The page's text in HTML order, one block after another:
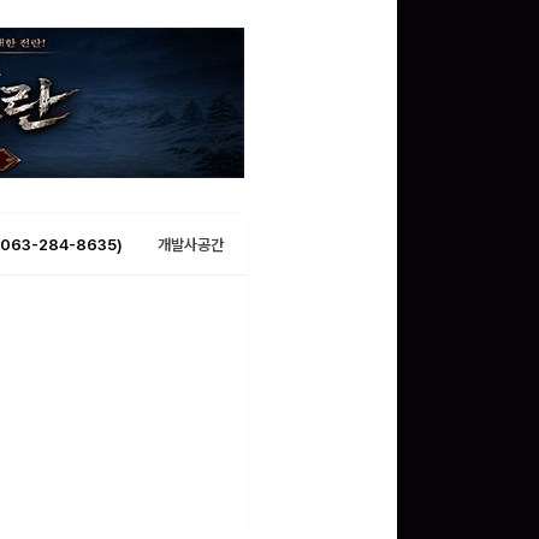
(063-284-8635) 개발사공간